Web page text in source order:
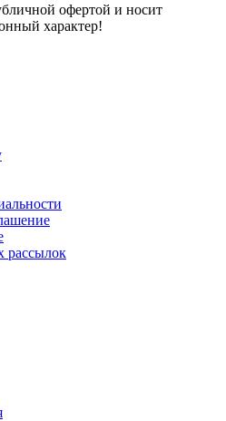
офертой и носит
характер!
рассылок